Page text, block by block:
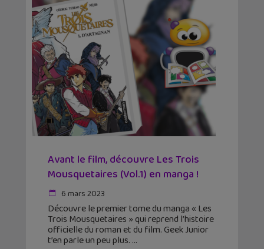
Avant le film, découvre Les Trois
Mousquetaires (Vol.1) en manga !
6 mars 2023
Découvre le premier tome du manga « Les
Trois Mousquetaires » qui reprend l’histoire
officielle du roman et du film. Geek Junior
t’en parle un peu plus.